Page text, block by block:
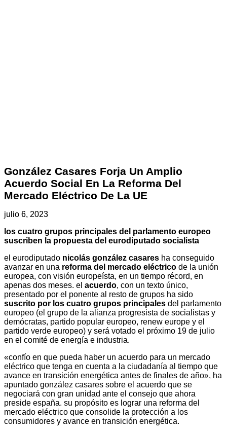
González Casares Forja Un Amplio
Acuerdo Social En La Reforma Del
Mercado Eléctrico De La UE
julio 6, 2023
los cuatro grupos principales del parlamento europeo
suscriben la propuesta del eurodiputado socialista
el eurodiputado nicolás gonzález casares ha conseguido
avanzar en una reforma del mercado eléctrico de la unión
europea, con visión europeísta, en un tiempo récord, en
apenas dos meses. el acuerdo, con un texto único,
presentado por el ponente al resto de grupos ha sido
suscrito por los cuatro grupos principales del parlamento
europeo (el grupo de la alianza progresista de socialistas y
demócratas, partido popular europeo, renew europe y el
partido verde europeo) y será votado el próximo 19 de julio
en el comité de energía e industria.
«confío en que pueda haber un acuerdo para un mercado
eléctrico que tenga en cuenta a la ciudadanía al tiempo que
avance en transición energética antes de finales de año», ha
apuntado gonzález casares sobre el acuerdo que se
negociará con gran unidad ante el consejo que ahora
preside españa. su propósito es lograr una reforma del
mercado eléctrico que consolide la protección a los
consumidores y avance en transición energética.